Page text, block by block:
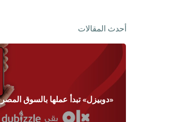
أحدث المقالات
«دوبيزل» تبدأ عملها بالسوق